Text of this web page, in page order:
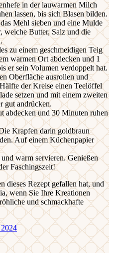
in der lauwarmen Milch
lassen, bis sich Blasen bilden.
Mehl sieben und eine Mulde
weiche Butter, Salz und die
zu einem geschmeidigen Teig
warmen Ort abdecken und 1
er sein Volumen verdoppelt hat.
Oberfläche ausrollen und
der Kreise einen Teelöffel
setzen und mit einem zweiten
gut andrücken.
abdecken und 30 Minuten ruhen
Krapfen darin goldbraun
Auf einem Küchenpapier
warm servieren. Genießen
Faschingszeit!
dieses Rezept gefallen hat, und
wenn Sie Ihre Kreationen
und schmackhafte